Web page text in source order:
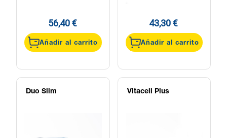
56,40 €
Añadir al carrito
43,30 €
Añadir al carrito
Duo Slim Vitacell Plus